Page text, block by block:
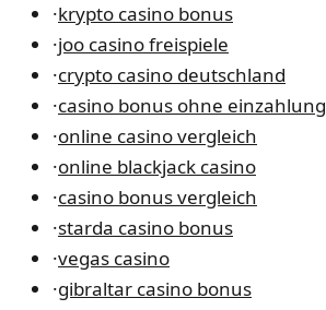
·krypto casino bonus
·joo casino freispiele
·crypto casino deutschland
·casino bonus ohne einzahlung
·online casino vergleich
·online blackjack casino
·casino bonus vergleich
·starda casino bonus
·vegas casino
·gibraltar casino bonus